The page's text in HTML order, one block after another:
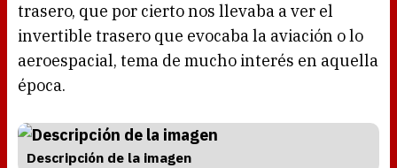
trasero, que por cierto nos llevaba a ver el
invertible trasero que evocaba la aviación o lo
aeroespacial, tema de mucho interés en aquella
época.
Descripción de la imagen